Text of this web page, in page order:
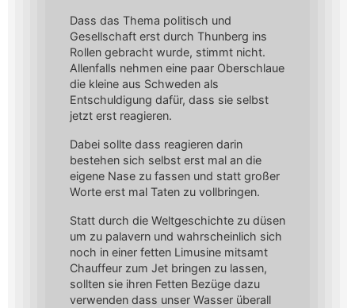
Dass das Thema politisch und
Gesellschaft erst durch Thunberg ins
Rollen gebracht wurde, stimmt nicht.
Allenfalls nehmen eine paar Oberschlaue
die kleine aus Schweden als
Entschuldigung dafür, dass sie selbst
jetzt erst reagieren.
Dabei sollte dass reagieren darin
bestehen sich selbst erst mal an die
eigene Nase zu fassen und statt großer
Worte erst mal Taten zu vollbringen.
Statt durch die Weltgeschichte zu düsen
um zu palavern und wahrscheinlich sich
noch in einer fetten Limusine mitsamt
Chauffeur zum Jet bringen zu lassen,
sollten sie ihren Fetten Bezüge dazu
verwenden dass unser Wasser überall